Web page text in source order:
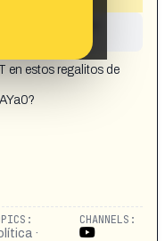
by the
en estos regalitos de
·
CHANNELS: